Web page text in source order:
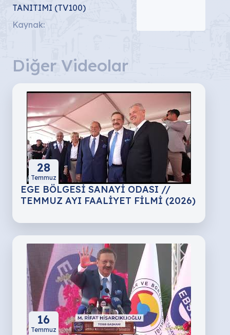
UYGULAMASI
TANITIMI
TANITIMI (TV100)
Kaynak:
Diğer Videolar
28
Temmuz
EGE BÖLGESİ SANAYİ ODASI //
TEMMUZ AYI FAALİYET FİLMİ (2026)
16
Temmuz